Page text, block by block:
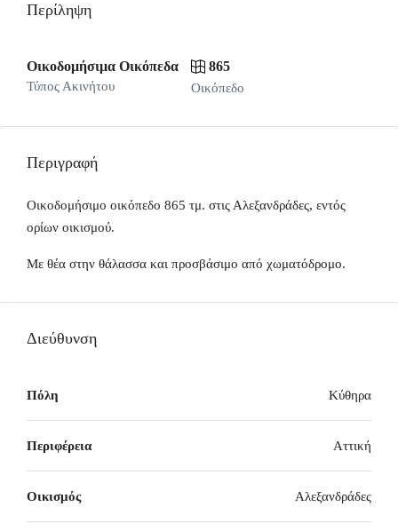
Περίληψη
Οικοδομήσιμα Οικόπεδα
Τύπος Ακινήτου
865
Οικόπεδο
Περιγραφή
Οικοδομήσιμο οικόπεδο 865 τμ. στις Αλεξανδράδες, εντός
ορίων οικισμού.
Με θέα στην θάλασσα και προσβάσιμο από χωματόδρομο.
Διεύθυνση
Πόλη Κύθηρα
Περιφέρεια Αττική
Οικισμός Αλεξανδράδες